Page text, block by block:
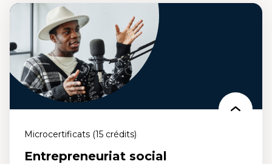
Gestion des organismes communautaires
Un microcertificat qui te permet de développer des compétences en
planification stratégique, en gestion financière, en gestion des
ressources humaines, en développement de partenariats et de les
appliquer à la gestion d'organismes communautaires.
Microcertificats (15 crédits)
Entrepreneuriat social